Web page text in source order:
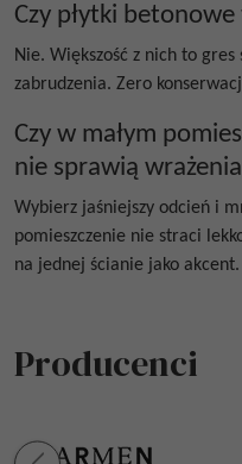
Czy płytki
Nie. Większość z nich to
zabrudzenia. Zero
Czy w małym
nie sprawią
Wybierz jaśniejszy odcień i
pomieszczenie nie straci
na jednej ścianie jako akcent.
Producenci